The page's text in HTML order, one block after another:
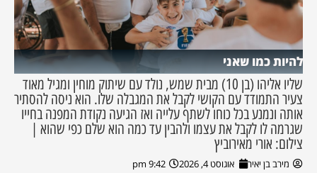
להיות כמו שאני
שליו אליהו (בן 10) מבית שמש, נולד עם שיתוק מוחין ומגיל מאוד
צעיר התמודד עם הקושי לקבל את המגבלה שלו. הוא ניסה להסתיר
אותה ונמנע בכל כוחו לשתף עלייה ואז הגיעה נקודת המפנה בחייו
שגרמה לו לקבל את עצמו ולהבין עד כמה הוא שלם כפי שהוא |
צילום: אורי מאירוביץ
מירב בן יאיר אוגוסט 4, 2026 9:42 pm